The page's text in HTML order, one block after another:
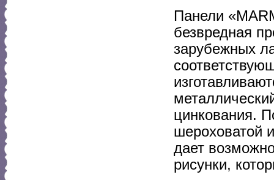
Панели
безвредная
зарубежных
цинкования.
шероховатой
дает
рисунки,